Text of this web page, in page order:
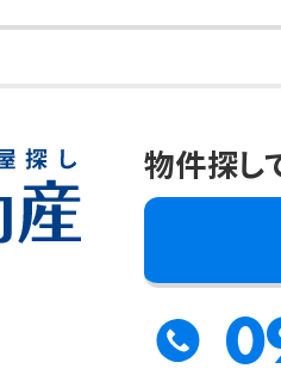
物件探し